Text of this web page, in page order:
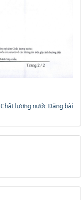
Chất lượng nước Đăng bài